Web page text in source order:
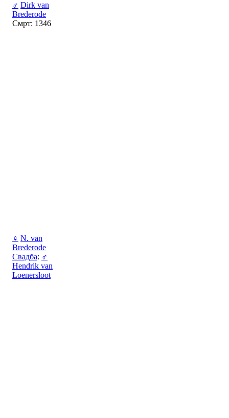
♂ Dirk van
Brederode
Смрт: 1346
♀ N. van
Brederode
Свадба: ♂
Hendrik van
Loenersloot